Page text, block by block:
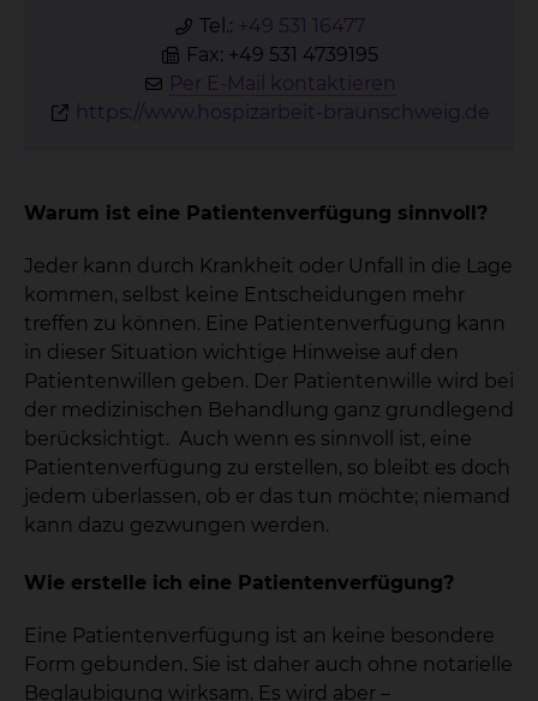
Tel.: +49 531 16477
Fax: +49 531 4739195
Per E-Mail kontaktieren
https://www.hospizarbeit-braunschweig.de
Warum ist eine Patientenverfügung sinnvoll?
Jeder kann durch Krankheit oder Unfall in die Lage
kommen, selbst keine Entscheidungen mehr
treffen zu können. Eine Patientenverfügung kann
in dieser Situation wichtige Hinweise auf den
Patientenwillen geben. Der Patientenwille wird bei
der medizinischen Behandlung ganz grundlegend
berücksichtigt. Auch wenn es sinnvoll ist, eine
Patientenverfügung zu erstellen, so bleibt es doch
jedem überlassen, ob er das tun möchte; niemand
kann dazu gezwungen werden.
Wie erstelle ich eine Patientenverfügung?
Eine Patientenverfügung ist an keine besondere
Form gebunden. Sie ist daher auch ohne notarielle
Beglaubigung wirksam. Es wird aber –